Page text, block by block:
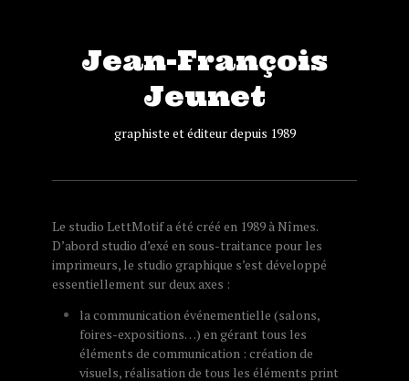
Jean-François
Jeunet
graphiste et éditeur depuis 1989
Le studio LettMotif a été créé en 1989 à Nîmes.
D’abord studio d’exé en sous-traitance pour les
imprimeurs, le studio graphique s’est développé
essentiellement sur deux axes :
la communication événementielle (salons,
foires-expositions…) en gérant tous les
éléments de communication : création de
visuels, réalisation de tous les éléments print